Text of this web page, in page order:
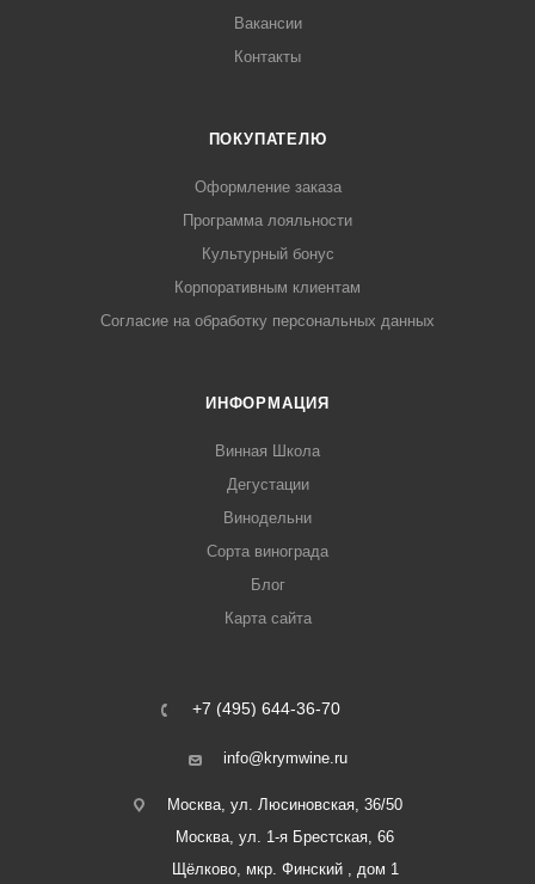
Вакансии
Контакты
ПОКУПАТЕЛЮ
Оформление заказа
Программа лояльности
Культурный бонус
Корпоративным клиентам
Согласие на обработку персональных данных
ИНФОРМАЦИЯ
Винная Школа
Дегустации
Винодельни
Сорта винограда
Блог
Карта сайта
+7 (495) 644-36-70
info@krymwine.ru
Москва, ул. Люсиновская, 36/50
Москва, ул. 1-я Брестская, 66
Щёлково, мкр. Финский , дом 1